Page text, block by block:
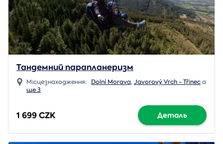
Тандемний парапланеризм
Місцезнаходження: Dolní Morava,Javorový Vrch - Třineca
ще 3
1 699 CZK Деталь